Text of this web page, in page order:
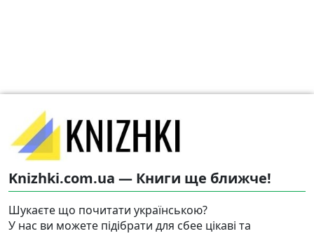
Knizhki.com.ua — Книги ще ближче!
Шукаєте що почитати українською?
У нас ви можете підібрати для сбее цікаві та